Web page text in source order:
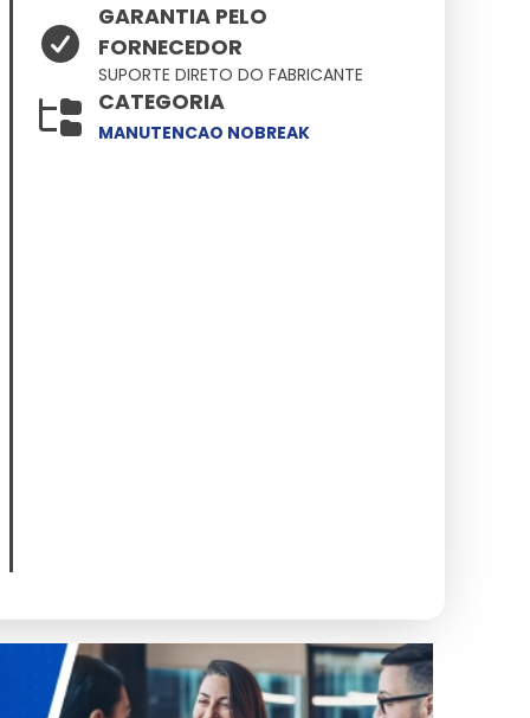
GARANTIA PELO
FORNECEDOR
SUPORTE DIRETO DO FABRICANTE
CATEGORIA
MANUTENCAO NOBREAK